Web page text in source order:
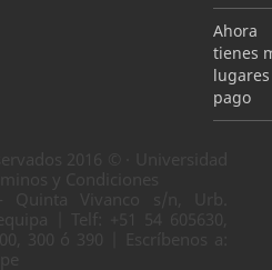
Ahora
tienes
pago